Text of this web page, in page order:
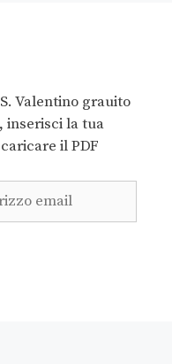
Valentino grauito
inserisci la tua
il PDF